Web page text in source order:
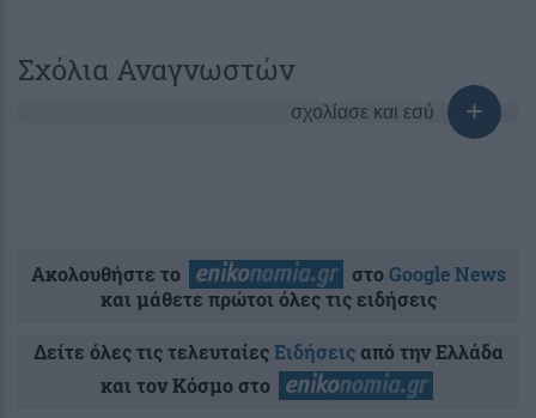
Σχόλια Αναγνωστών
σχολίασε και εσύ
Ακολουθήστε το στοGoogle News
και μάθετε πρώτοι όλες τις ειδήσεις
Δείτε όλες τις τελευταίεςΕιδήσειςαπό την Ελλάδα
και τον Κόσμο στο